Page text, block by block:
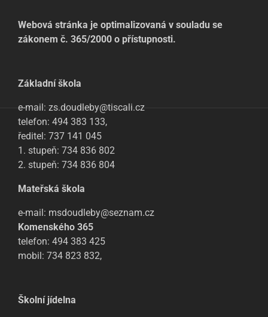
Webová stránka je optimalizovaná v souladu se
zákonem č. 365/2000 o přístupnosti.
Základní škola
e-mail: zs.doudleby@tiscali.cz
telefon: 494 383 133,
ředitel: 737 141 045
1. stupeň: 734 836 802
2. stupeň: 734 836 804
Mateřská škola
e-mail: msdoudleby@seznam.cz
Komenského 365
telefon: 494 383 425
mobil: 734 823 832,
Školní jídelna